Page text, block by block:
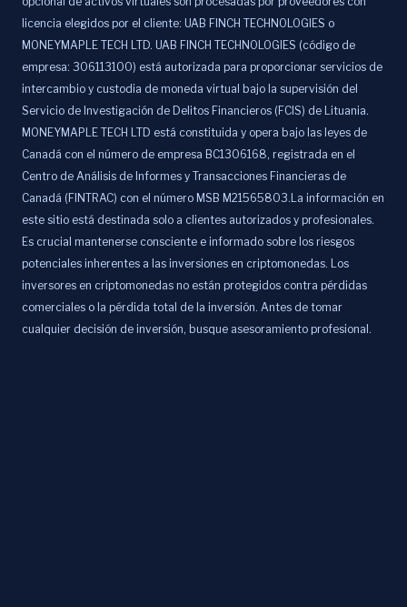
licencia elegidos por el cliente: UAB FINCH TECHNOLOGIES o
MONEYMAPLE TECH LTD. UAB FINCH TECHNOLOGIES (código de
empresa: 306113100) está autorizada para proporcionar servicios de
intercambio y custodia de moneda virtual bajo la supervisión del
Servicio de Investigación de Delitos Financieros (FCIS) de Lituania.
MONEYMAPLE TECH LTD está constituida y opera bajo las leyes de
Canadá con el número de empresa BC1306168, registrada en el
Centro de Análisis de Informes y Transacciones Financieras de
Canadá (FINTRAC) con el número MSB M21565803.La información en
este sitio está destinada solo a clientes autorizados y profesionales.
Es crucial mantenerse consciente e informado sobre los riesgos
potenciales inherentes a las inversiones en criptomonedas. Los
inversores en criptomonedas no están protegidos contra pérdidas
comerciales o la pérdida total de la inversión. Antes de tomar
cualquier decisión de inversión, busque asesoramiento profesional.